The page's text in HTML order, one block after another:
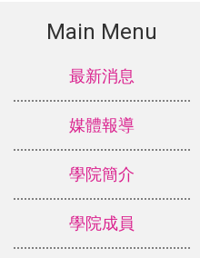
Main Menu
最新消息
媒體報導
學院簡介
學院成員